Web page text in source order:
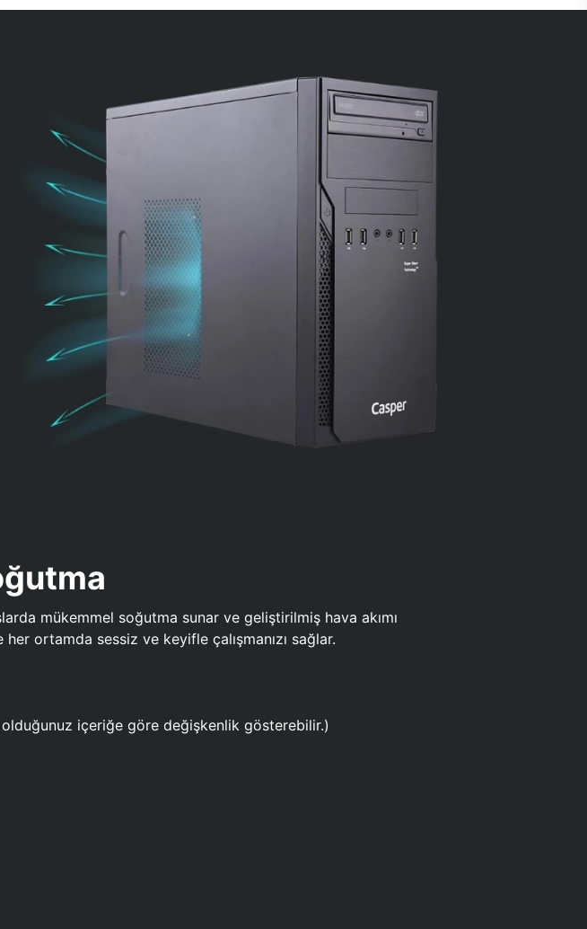
mükemmel soğutma sunar ve geliştirilmiş hava akımı
ortamda sessiz ve keyifle çalışmanızı sağlar.
içeriğe göre değişkenlik gösterebilir.)